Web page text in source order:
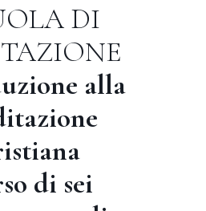
DI
alla
di sei